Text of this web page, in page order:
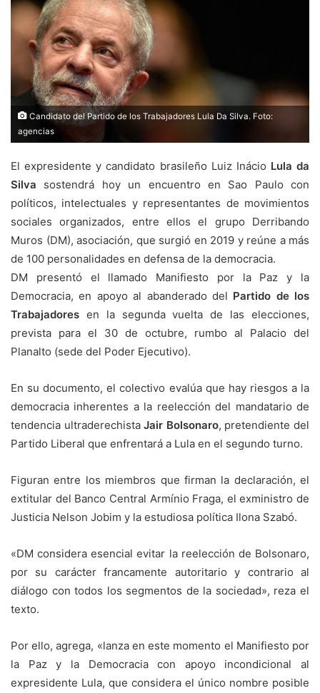
Candidato del Partido de los Trabajadores Lula Da Silva. Foto:
agencias
El expresidente y candidato brasileño Luiz Inácio Lula da
Silva sostendrá hoy un encuentro en Sao Paulo con
políticos, intelectuales y representantes de movimientos
sociales organizados, entre ellos el grupo Derribando
Muros (DM), asociación, que surgió en 2019 y reúne a más
de 100 personalidades en defensa de la democracia.
DM presentó el llamado Manifiesto por la Paz y la
Democracia, en apoyo al abanderado del Partido de los
Trabajadores en la segunda vuelta de las elecciones,
prevista para el 30 de octubre, rumbo al Palacio del
Planalto (sede del Poder Ejecutivo).
En su documento, el colectivo evalúa que hay riesgos a la
democracia inherentes a la reelección del mandatario de
tendencia ultraderechistaJair Bolsonaro, pretendiente del
Partido Liberal que enfrentará a Lula en el segundo turno.
Figuran entre los miembros que firman la declaración, el
extitular del Banco Central Armínio Fraga, el exministro de
Justicia Nelson Jobim y la estudiosa política Ilona Szabó.
«DM considera esencial evitar la reelección de Bolsonaro,
por su carácter francamente autoritario y contrario al
diálogo con todos los segmentos de la sociedad», reza el
texto.
Por ello, agrega, «lanza en este momento el Manifiesto por
la Paz y la Democracia con apoyo incondicional al
expresidente Lula, que considera el único nombre posible